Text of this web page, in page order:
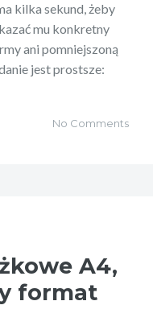
kilka sekund, żeby
mu konkretny
ani pomniejszoną
jest prostsze:
No Comments
A4,
format